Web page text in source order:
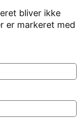
bliver ikke
er markeret med